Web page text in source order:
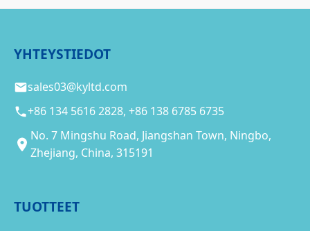
YHTEYSTIEDOT
sales03@kyltd.com
+86 134 5616 2828, +86 138 6785 6735
No. 7 Mingshu Road, Jiangshan Town, Ningbo,
Zhejiang, China, 315191
TUOTTEET